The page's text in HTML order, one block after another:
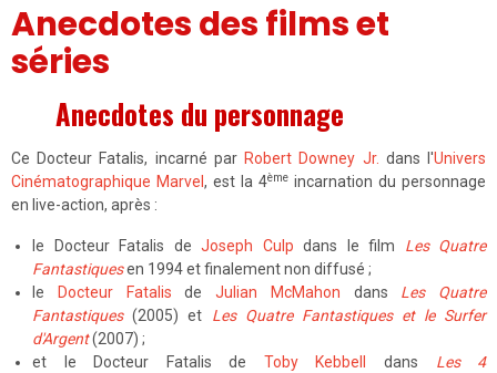
Anecdotes des films et
séries
Anecdotes du personnage
Ce Docteur Fatalis, incarné par Robert Downey Jr. dans l'Univers
Cinématographique Marvel , est la 4ème incarnation du personnage
en live-action, après :
le Docteur Fatalis deJoseph Culp dans le film Les Quatre
Fantastiquesen 1994 et finalement non diffusé ;
le
Docteur Fatalis deJulian McMahon dans Les Quatre
Fantastiques(2005) et Les Quatre Fantastiques et le Surfer
d'Argent(2007) ;
et le Docteur Fatalis de Toby Kebbell dans Les 4